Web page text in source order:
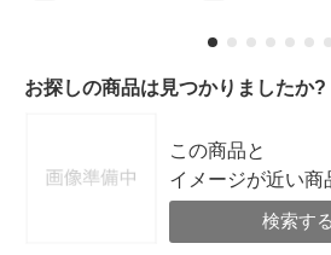
お探しの商品は見つかりましたか?
この商品と
イメージが近い商
検索する